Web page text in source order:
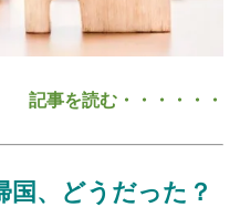
記事を読む・・・・・・
国、どうだった？